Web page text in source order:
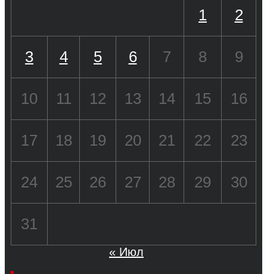
1 2
3 4 5 6 7 8 9
10 11 12 13 14 15 16
17 18 19 20 21 22 23
24 25 26 27 28 29 30
31
« Июл